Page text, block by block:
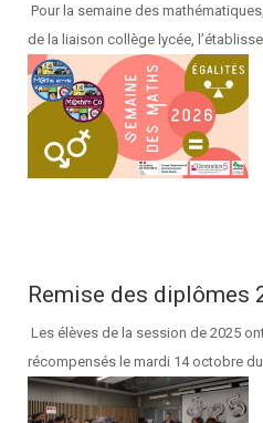
Pour la semaine des
de la liaison collège lycée,
Remise des diplômes
Les élèves de la session de 2025
récompensés le mardi 14 octobre